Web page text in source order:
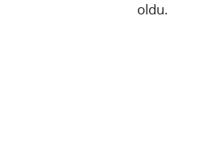
oldu.